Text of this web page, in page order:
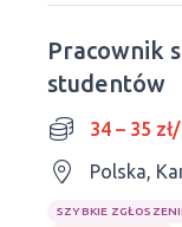
Pracownik
studentów
34 – 35
Polska,
SZYBKIE